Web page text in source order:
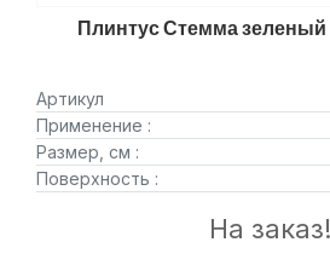
Плинтус Стемма
Артикул
Применение :
Размер, см :
Поверхность :
На заказ!